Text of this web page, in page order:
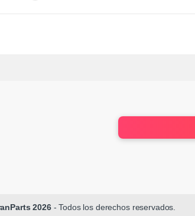
2026- Todos los derechos reservados.